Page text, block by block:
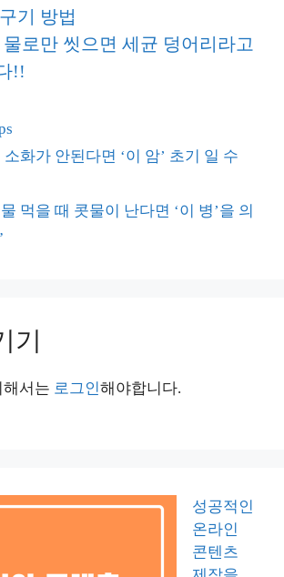
기 방법
로만 씻으면 세균 덩어리라고
!!
화가 안된다면 ‘이 암’ 초기 일 수
먹을 때 콧물이 난다면 ‘이 병’을 의
기
해서는 로그인해야합니다.
성공적인
온라인
콘텐츠